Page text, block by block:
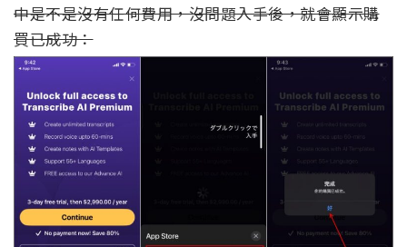
中是不是沒有任何費用，沒問題入手後，就會顯示購
買已成功：